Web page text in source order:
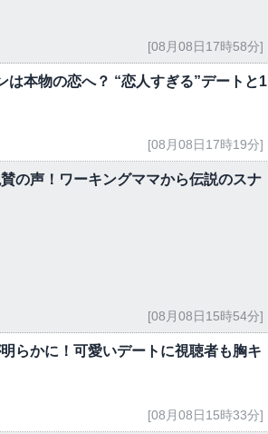
[08月08日17時58分]
は本物の恋へ？ “恋人すぎる”デートと1
[08月08日17時19分]
の声！ワーキングママから伝説のスナ
[08月08日15時54分]
らかに！可愛いデートに視聴者も胸キ
[08月08日15時33分]